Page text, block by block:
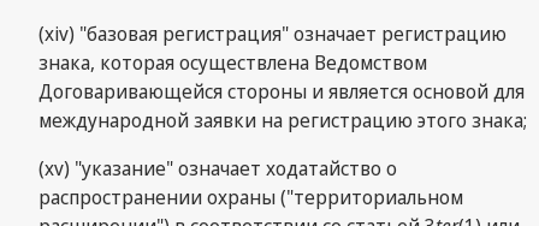
(xiv) "базовая регистрация" означает регистрацию
знака, которая осуществлена Ведомством
Договаривающейся стороны и является основой для
международной заявки на регистрацию этого знака;
(хv) "указание" означает ходатайство о
распространении охраны ("территориальном